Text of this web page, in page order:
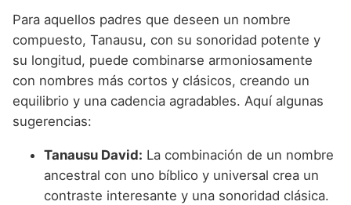
Para aquellos padres que deseen un nombre
compuesto, Tanausu, con su sonoridad potente y
su longitud, puede combinarse armoniosamente
con nombres más cortos y clásicos, creando un
equilibrio y una cadencia agradables. Aquí algunas
sugerencias:
Tanausu David: La combinación de un nombre
ancestral con uno bíblico y universal crea un
contraste interesante y una sonoridad clásica.